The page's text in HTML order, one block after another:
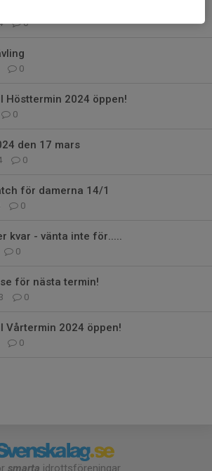
0
0
Hösttermin 2024 öppen!
0
den 17 mars
0
för damerna 14/1
0
kvar - vänta inte för.....
0
för nästa termin!
0
Vårtermin 2024 öppen!
0
smarta idrottsföreningar